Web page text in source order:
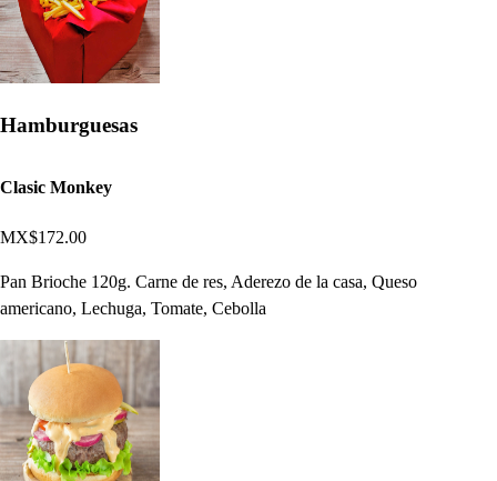
Hamburguesas
Clasic Monkey
MX$172.00
Pan Brioche 120g. Carne de res, Aderezo de la casa, Queso
americano, Lechuga, Tomate, Cebolla